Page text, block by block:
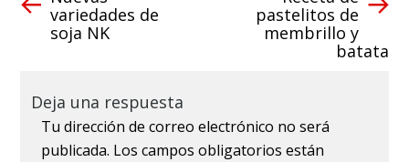
variedades de
soja NK
pastelitos de
membrillo y
batata
Deja una respuesta
Tu dirección de correo electrónico no será
publicada. Los campos obligatorios están